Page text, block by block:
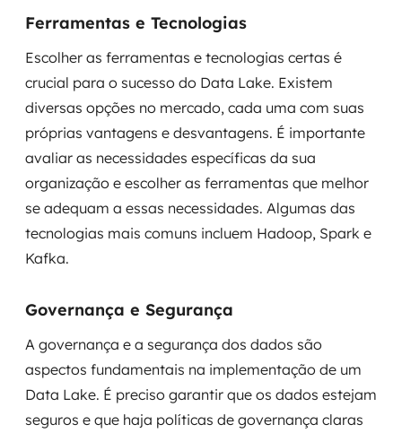
Ferramentas e Tecnologias
Escolher as ferramentas e tecnologias certas é
crucial para o sucesso do Data Lake. Existem
diversas opções no mercado, cada uma com suas
próprias vantagens e desvantagens. É importante
avaliar as necessidades específicas da sua
organização e escolher as ferramentas que melhor
se adequam a essas necessidades. Algumas das
tecnologias mais comuns incluem Hadoop, Spark e
Kafka.
Governança e Segurança
A governança e a segurança dos dados são
aspectos fundamentais na implementação de um
Data Lake. É preciso garantir que os dados estejam
seguros e que haja políticas de governança claras